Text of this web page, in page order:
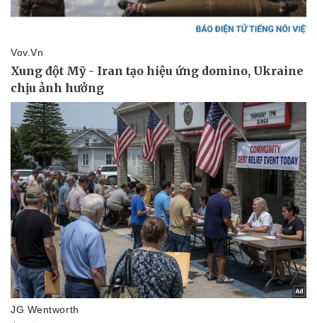
Kinh tế
Bất động sản
Khởi nghiệp
Thị trường
Giá vàng
Tiêu dùng
Tỷ giá
Chứng khoán
Giá cà phê